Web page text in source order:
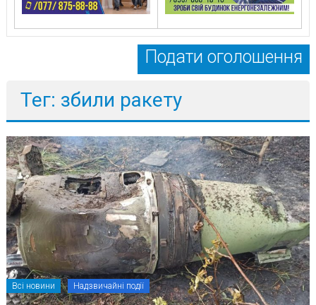
Подати оголошення
Тег: збили ракету
Всі новини Надзвичайні події